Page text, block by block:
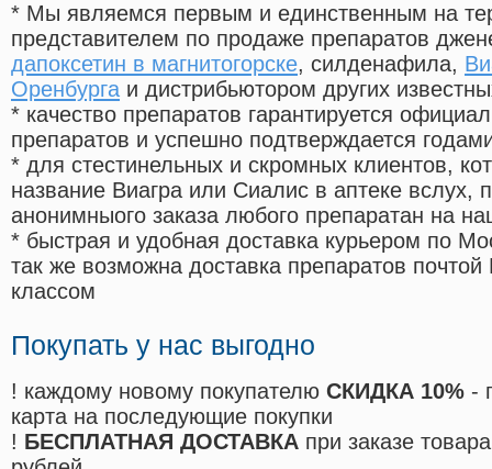
* Мы являемся первым и единственным на
представителем по продаже препаратов
дапоксетин в магнитогорске, силденафила,
Оренбурга и дистрибьютором других
* качество препаратов гарантируется
препаратов и успешно подтверждается
* для стестинельных и скромных клиентов,
название Виагра или Сиалис в аптеке вслух,
анонимныого заказа любого препаратан на
* быстрая и удобная доставка курьером по
так же возможна доставка препаратов
классом
Покупать у нас выгодно
! каждому новому покупателю СКИДКА 10% -
карта на последующие покупки
! БЕСПЛАТНАЯ ДОСТАВКА при заказе